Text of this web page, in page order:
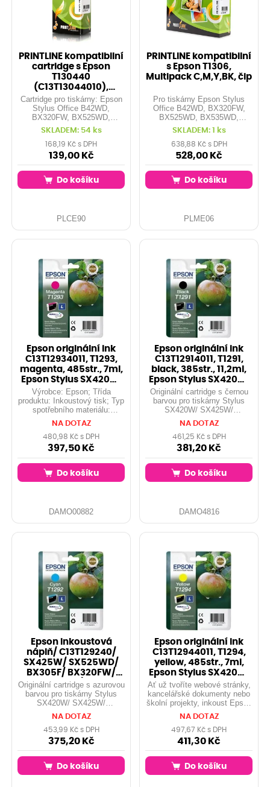
PRINTLINE kompatibilní
cartridge s Epson
T130440
(C13T13044010),
yellow, čip
Cartridge pro tiskárny: Epson
Stylus Office B42WD,
BX320FW, BX525WD,
BX535WD, BX625FWD,
BX630FW, BX630FWD,
BX635FWD, BX635WD,
BX925FWD, BX935FWD,
SX525WD, SX535WD,
SX620FW, WorkForce WF-
3010DW, ... Kapacita: 10,1 ml
Barva: yellow
SKLADEM: 54 ks
168,19 Kč s DPH
139,00 Kč
Do košíku
PLCE90
PRINTLINE kompatibilní
s Epson T1306,
Multipack C,M,Y,BK, čip
Pro tiskárny Epson Stylus
Office B42WD, BX320FW,
BX525WD, BX535WD,
BX625FWD, BX630FW,
BX630FWD, BX635FWD,
BX635WD, BX925FWD, ...
Kapacita: 1x 25,4 ml 3x 10,1
ml Barvy: black, cyan,
magenta, yellow Obsahuje:
T1301,T1302,T1303,T1304
SKLADEM: 1 ks
638,88 Kč s DPH
528,00 Kč
Do košíku
PLME06
Epson originální ink
C13T12934011, T1293,
magenta, 485str., 7ml,
Epson Stylus SX420W,
425W
Výrobce: Epson; Třída
produktu: Inkoustový tisk; Typ
spotřebního materiálu:
Inkoustová kazeta; Barva
(spotřební materiál):
MAGENTA; Kompatibilní
tiskárny: Epson Stylus
SX420W, Epson Stylus
SX425W, Epson Stylus
SX525WD, Epson Stylus
SX620FW,
NA DOTAZ
480,98 Kč s DPH
397,50 Kč
Do košíku
DAMO00882
Epson originální ink
C13T12914011, T1291,
black, 385str., 11,2ml,
Epson Stylus SX420W,
425
Originální cartridge s černou
barvou pro tiskárny Stylus
SX420W/ SX425W/
SX525WD/ SX620FW/ Stylus
Office BX305F/ BX320FW/
BX525WD/ BX625FWD, 11,2
ml.( Jablko...
NA DOTAZ
461,25 Kč s DPH
381,20 Kč
Do košíku
DAMO4816
Epson inkoustová
náplň/ C13T129240/
SX425W/ SX525WD/
BX305F/ BX320FW/
BX625FWD/ Modrá
Originální cartridge s azurovou
barvou pro tiskárny Stylus
SX420W/ SX425W/
SX525WD/ SX620FW/ Stylus
Office BX305F/ BX320FW/
BX525WD/ BX625FWD, 7 ml.(
Jablko...
NA DOTAZ
453,99 Kč s DPH
375,20 Kč
Do košíku
Epson originální ink
C13T12944011, T1294,
yellow, 485str., 7ml,
Epson Stylus SX420W,
425W,
Ať už tvoříte webové stránky,
kancelářské dokumenty nebo
školní projekty, inkoust Epson
DURABrite je vždy ideální
volba. A protože odolá vodě i
ušpinění, je to také dokonalý
inkoust pro tisk lesklých ...
NA DOTAZ
497,67 Kč s DPH
411,30 Kč
Do košíku